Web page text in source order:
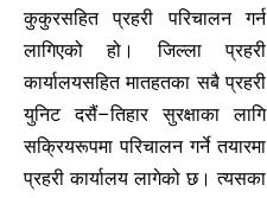
कुकुरसहित प्रहरी परिचालन गर्न
लागिएको हो। जिल्ला प्रहरी
कार्यालयसहित मातहतका सबै प्रहरी
युनिट दसैं–तिहार सुरक्षाका लागि
सक्रियरूपमा परिचालन गर्ने तयारमा
प्रहरी कार्यालय लागेको छ। त्यसका